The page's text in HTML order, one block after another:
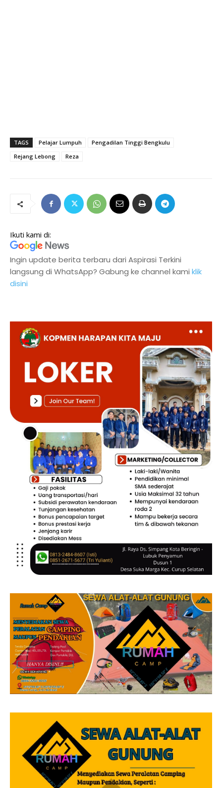
TAGS Pelajar Lumpuh
Pengadilan Tinggi Bengkulu
Rejang Lebong
Reza
Ikuti kami di:
Ingin update berita terbaru dari Aspirasi Terkini
langsung di WhatsApp? Gabung ke channel kami klik
disini